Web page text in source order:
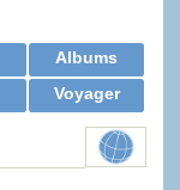
Albums
Voyager